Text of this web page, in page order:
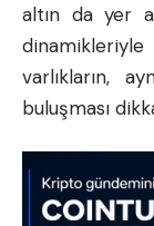
altın da yer
varlıkların,
buluşması